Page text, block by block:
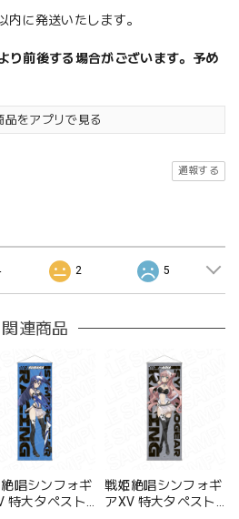
内に発送いたします。
り前後する場合がございます。予め
品をアプリで見る
通報する
2 5
関連商品
唱シンフォギ
特大タペスト
戦姫絶唱シンフォギ
アXV 特大タペスト